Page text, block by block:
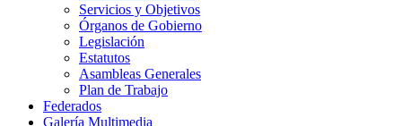
Servicios y Objetivos
Órganos de Gobierno
Legislación
Estatutos
Asambleas Generales
Plan de Trabajo
Federados
Galería Multimedia